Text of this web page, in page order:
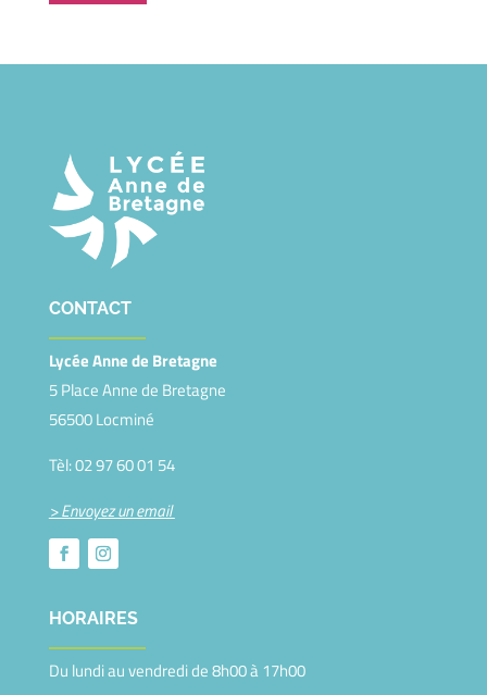
CONTACT
Lycée Anne de Bretagne
5 Place Anne de Bretagne
56500 Locminé
Tèl: 02 97 60 01 54
> Envoyez un email
HORAIRES
Du lundi au vendredi de8h00à17h00